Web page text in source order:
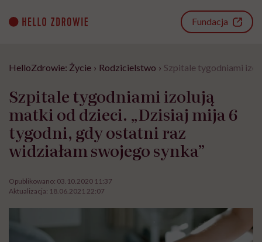
content
Fundacja
HelloZdrowie: Życie › Rodzicielstwo › Szpitale tygodniami
Szpitale tygodniami izolują
matki od dzieci. „Dzisiaj mija 6
tygodni, gdy ostatni raz
widziałam swojego synka”
Opublikowano: 03.10.2020 11:37
Aktualizacja: 18.06.2021 22:07